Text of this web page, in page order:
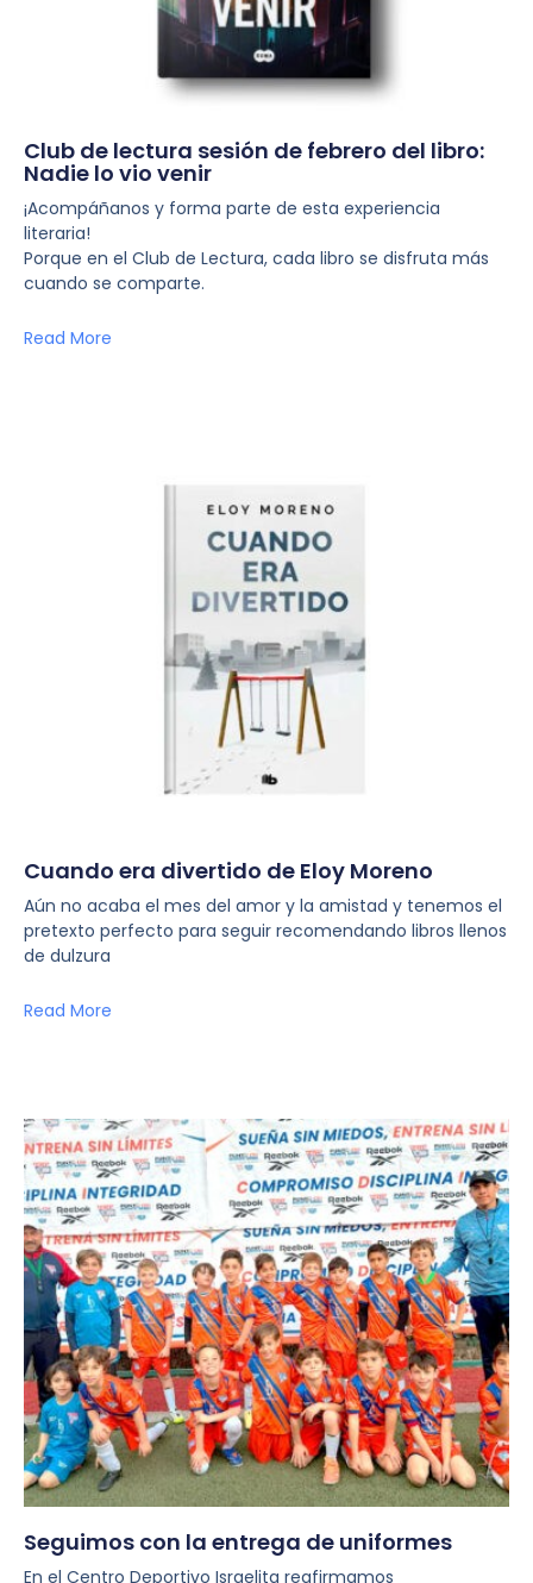
Club de lectura sesión de febrero del libro:
Nadie lo vio venir
¡Acompáñanos y forma parte de esta experiencia
literaria!
Porque en el Club de Lectura, cada libro se disfruta más
cuando se comparte.
Read More
Cuando era divertido de Eloy Moreno
Aún no acaba el mes del amor y la amistad y tenemos el
pretexto perfecto para seguir recomendando libros llenos
de dulzura
Read More
Seguimos con la entrega de uniformes
En el Centro Deportivo Israelita reafirmamos